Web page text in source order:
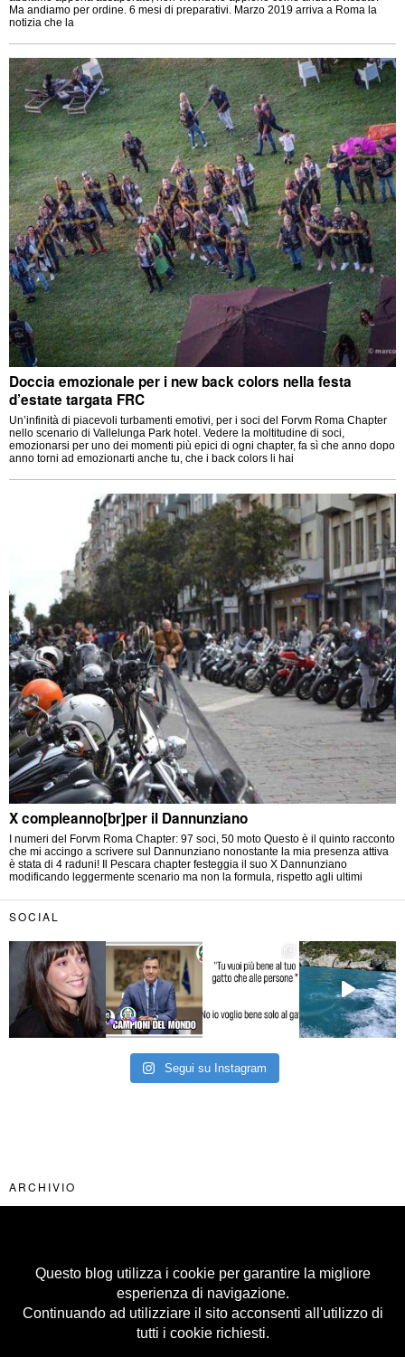
Ma andiamo per ordine. 6 mesi di preparativi. Marzo 2019 arriva a Roma la
notizia che la
Doccia emozionale per i new back colors nella festa
d’estate targata FRC
Un’infinità di piacevoli turbamenti emotivi, per i soci del Forvm Roma Chapter
nello scenario di Vallelunga Park hotel. Vedere la moltitudine di soci,
emozionarsi per uno dei momenti più epici di ogni chapter, fa sì che anno dopo
anno torni ad emozionarti anche tu, che i back colors li hai
X compleanno[br]per il Dannunziano
I numeri del Forvm Roma Chapter: 97 soci, 50 moto Questo è il quinto racconto
che mi accingo a scrivere sul Dannunziano nonostante la mia presenza attiva
è stata di 4 raduni! Il Pescara chapter festeggia il suo X Dannunziano
modificando leggermente scenario ma non la formula, rispetto agli ultimi
SOCIAL
Segui su Instagram
ARCHIVIO